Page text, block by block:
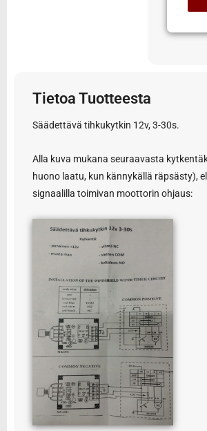
Tietoa Tuotteesta
Säädettävä tihkukytkin 12v, 3-30s.
Alla kuva mukana seuraavasta
huono laatu, kun kännykällä räpsästy),
signaalilla toimivan moottorin ohjaus: